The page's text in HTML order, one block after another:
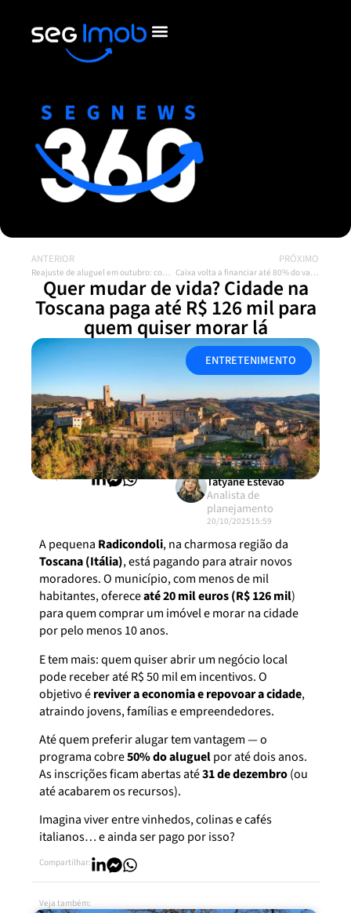
ANTERIOR
Reajuste de aluguel em outubro: contratos podem subir 2,82% pelo IGP-M
PRÓXIMO
Caixa volta a financiar até 80% do valor do imóvel
Quer mudar de vida? Cidade na
Toscana paga até R$ 126 mil para
quem quiser morar lá
Tatyane Estevão
Analista de
planejamento
20/10/202515:59
Compartilhar:
ENTRETENIMENTO
A pequena Radicondoli, na charmosa região da
Toscana (Itália), está pagando para atrair novos
moradores. O município, com menos de mil
habitantes, ofereceaté 20 mil euros (R$ 126 mil)
para quem comprar um imóvel e morar na cidade
por pelo menos 10 anos.
E tem mais: quem quiser abrir um negócio local
pode receber até R$ 50 mil em incentivos. O
objetivo éreviver a economia e repovoar a cidade,
atraindo jovens, famílias e empreendedores.
Até quem preferir alugar tem vantagem — o
programa cobre50% do aluguelpor até dois anos.
As inscrições ficam abertas até31 de dezembro(ou
até acabarem os recursos).
Imagina viver entre vinhedos, colinas e cafés
italianos… e ainda ser pago por isso?
Compartilhar:
Veja também: